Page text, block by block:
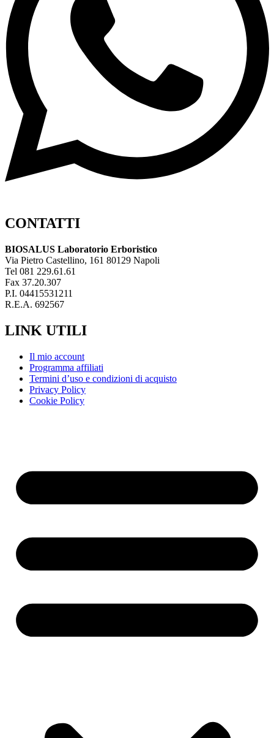
CONTATTI
BIOSALUS Laboratorio Erboristico
Via Pietro Castellino, 161 80129 Napoli
Tel 081 229.61.61
Fax 37.20.307
P.I. 04415531211
R.E.A. 692567
LINK UTILI
Il mio account
Programma affiliati
Termini d’uso e condizioni di acquisto
Privacy Policy
Cookie Policy